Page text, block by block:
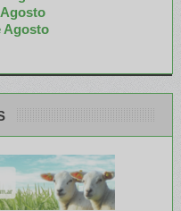
Agosto